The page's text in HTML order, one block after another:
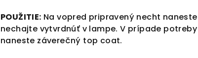
POUŽITIE: Na vopred pripravený necht
nechajte vytvrdnúť v lampe. V prípade
naneste záverečný top coat.